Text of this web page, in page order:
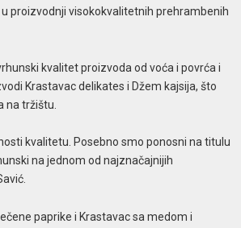
proizvodnji visokokvalitetnih prehrambenih
kvalitet proizvoda od voća i povrća i
Krastavac delikates i Džem kajsija, što
na tržištu.
kvalitetu. Posebno smo ponosni na titulu
na jednom od najznačajnijih
paprike i Krastavac sa medom i